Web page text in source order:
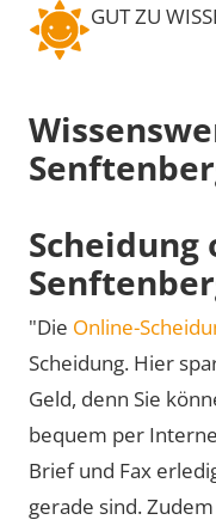
GUT ZU
Scheidung
"Die Online-
Scheidung. Hier
Geld, denn Sie
bequem per
Brief und Fax
gerade sind.